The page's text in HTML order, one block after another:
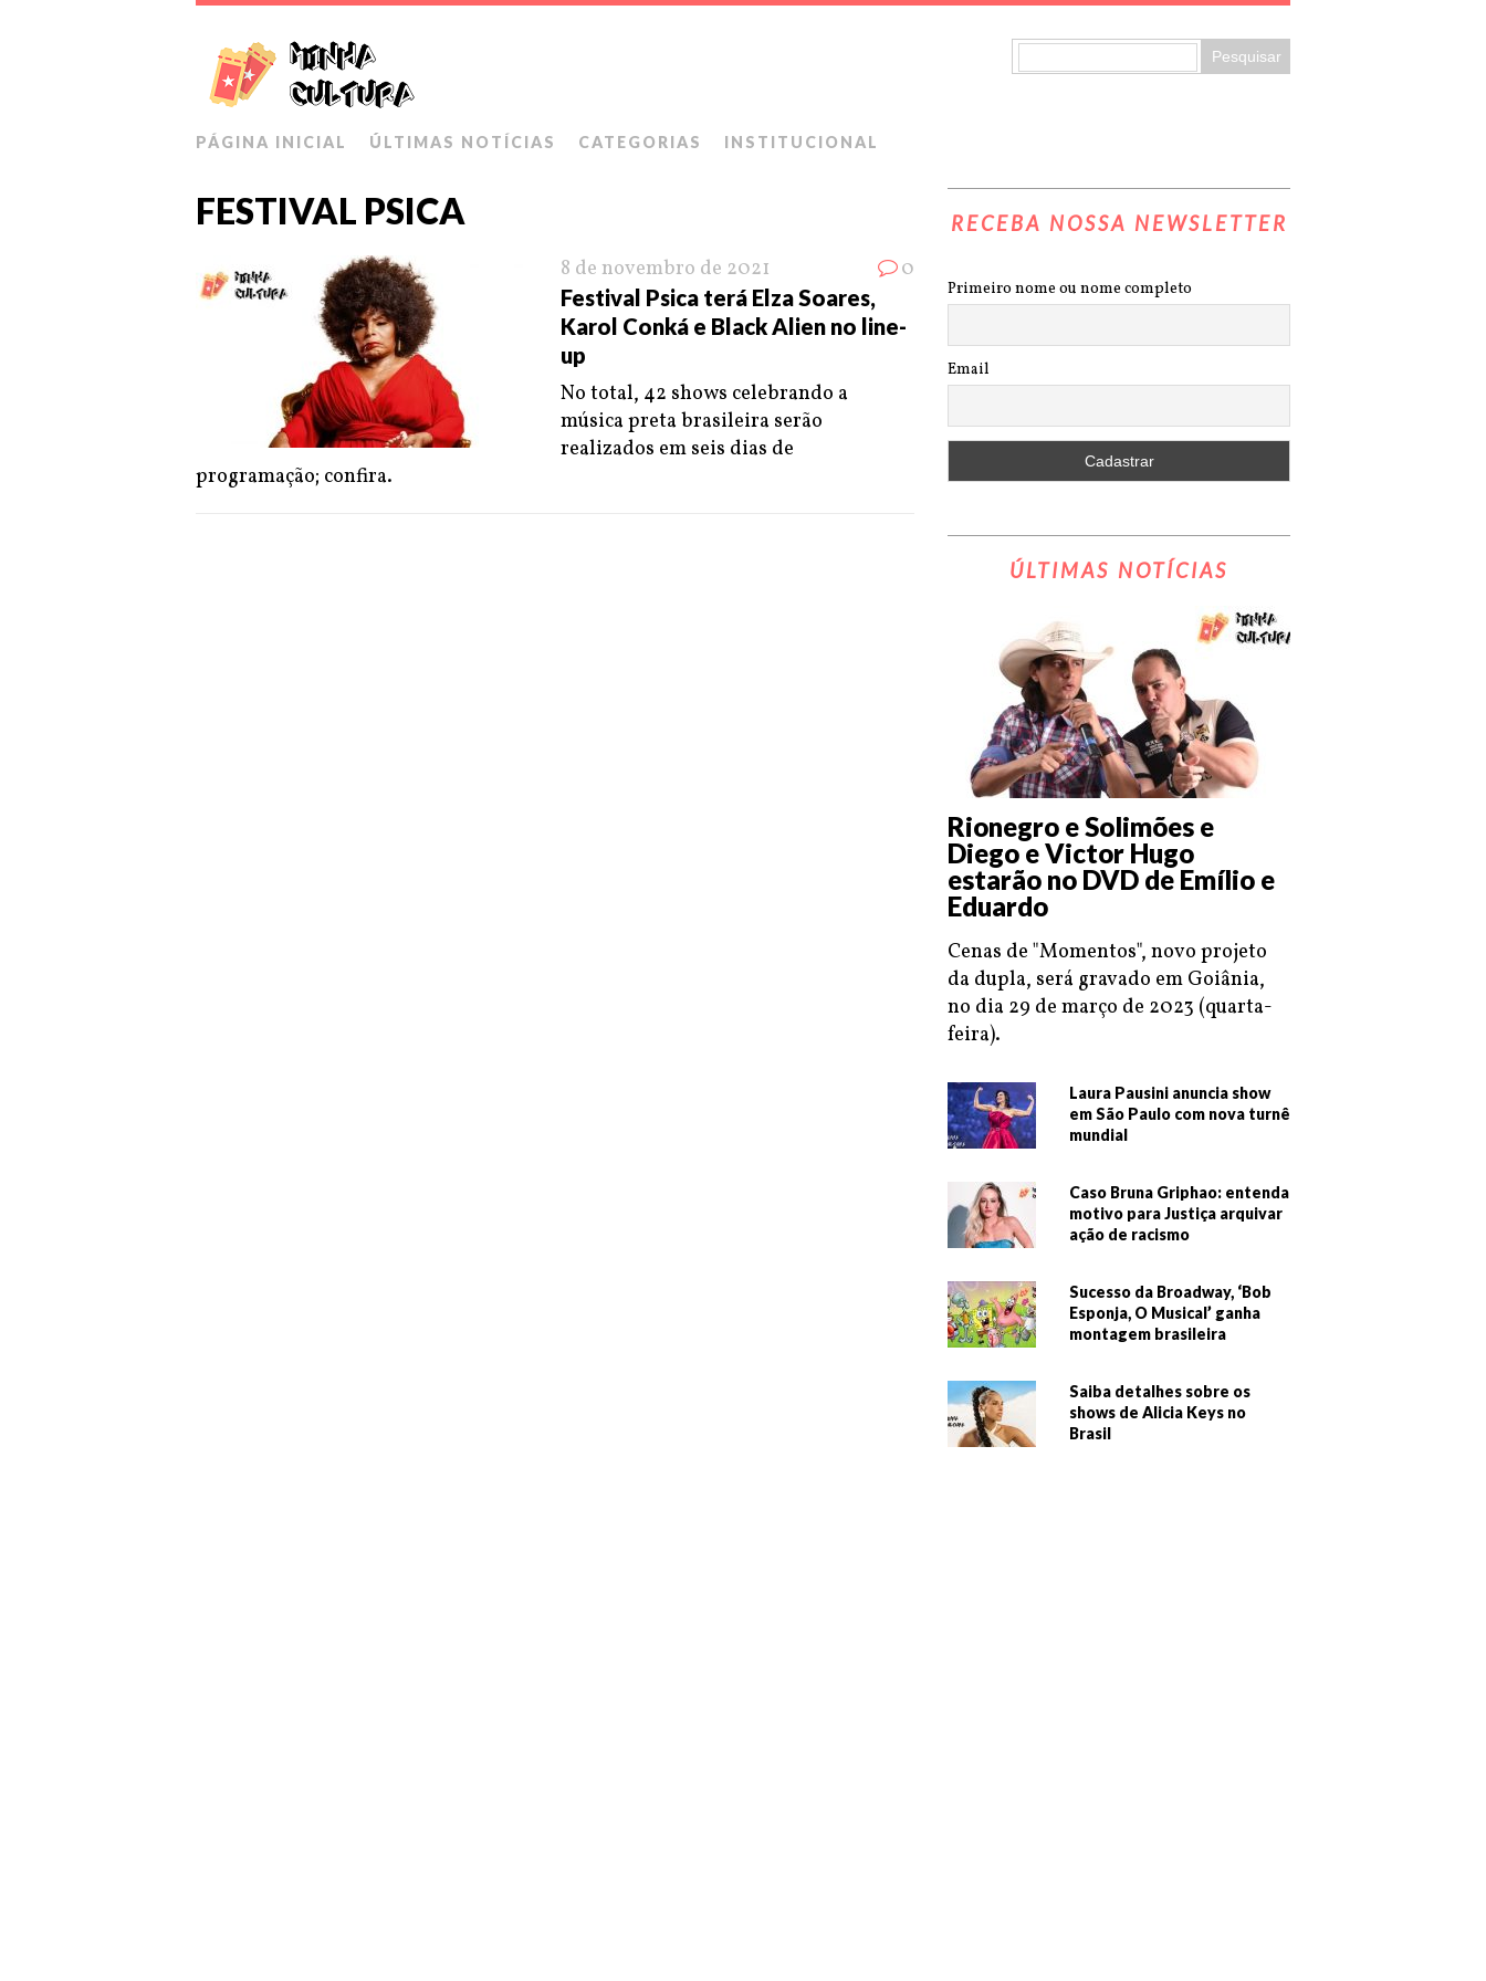
PÁGINA INICIAL ÚLTIMAS NOTÍCIAS CATEGORIAS INSTITUCIONAL
FESTIVAL PSICA
8 de novembro de 2021 0
Festival Psica terá Elza Soares,
Karol Conká e Black Alien no line-
up
No total, 42 shows celebrando a
música preta brasileira serão
realizados em seis dias de
programação; confira.
RECEBA NOSSA NEWSLETTER
Primeiro nome ou nome completo
Email
ÚLTIMAS NOTÍCIAS
Rionegro e Solimões e
Diego e Victor Hugo
estarão no DVD de Emílio e
Eduardo
Cenas de "Momentos", novo projeto
da dupla, será gravado em Goiânia,
no dia 29 de março de 2023 (quarta-
feira).
Laura Pausini anuncia show
em São Paulo com nova turnê
mundial
Caso Bruna Griphao: entenda
motivo para Justiça arquivar
ação de racismo
Sucesso da Broadway, ‘Bob
Esponja, O Musical’ ganha
montagem brasileira
Saiba detalhes sobre os
shows de Alicia Keys no
Brasil